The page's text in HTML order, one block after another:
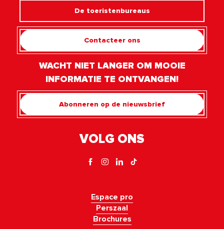
De toeristenbureaus
Contacteer ons
WACHT NIET LANGER OM MOOIE
INFORMATIE TE ONTVANGEN!
Abonneren op de nieuwsbrief
VOLG ONS
Espace pro
Perszaal
Brochures